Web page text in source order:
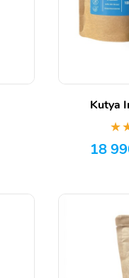
Kutya
18